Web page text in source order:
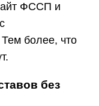
ФССП и
более, что
без